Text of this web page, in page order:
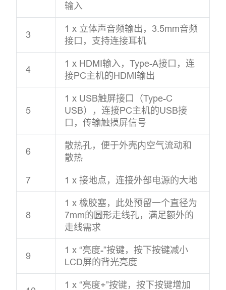
输入
3
1 x 立体声音频输出，3.5mm音频
接口，支持连接耳机
4
1 x HDMI输入，Type-A接口，连
接PC主机的HDMI输出
5
1 x USB触屏接口（Type-C
USB），连接PC主机的USB接
口，传输触摸屏信号
6
散热孔，便于外壳内空气流动和
散热
7 1 x 接地点，连接外部电源的大地
8
1 x 橡胶塞，此处预留一个直径为
7mm的圆形走线孔，满足额外的
走线需求
9
1 x “亮度-”按键，按下按键减小
LCD屏的背光亮度
1 x “亮度+”按键，按下按键增加